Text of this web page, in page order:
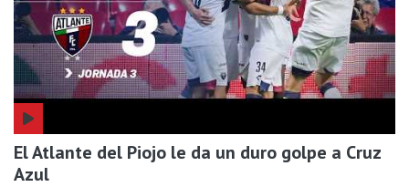
El Atlante del Piojo le da un duro golpe a Cruz
Azul